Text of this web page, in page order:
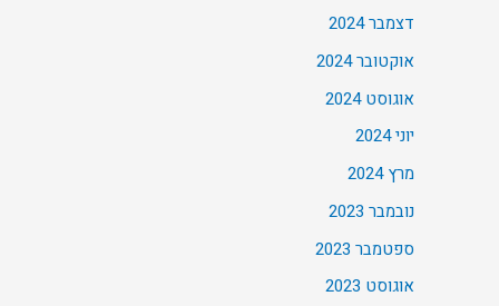
דצמבר 2024
אוקטובר 2024
אוגוסט 2024
יוני 2024
מרץ 2024
נובמבר 2023
ספטמבר 2023
אוגוסט 2023